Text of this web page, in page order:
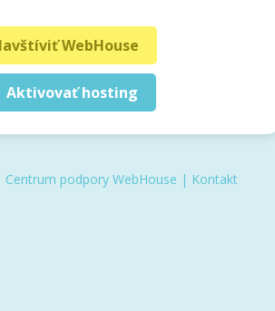
WebHouse
Aktivovať hosting
Centrum podpory WebHouse | Kontakt